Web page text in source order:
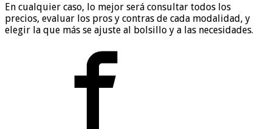
En cualquier caso, lo mejor será consultar todos los
precios, evaluar los pros y contras de cada modalidad, y
elegir la que más se ajuste al bolsillo y a las necesidades.